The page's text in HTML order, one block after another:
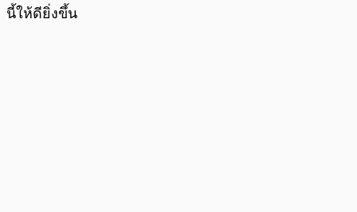
นี้ให้ดียิ่งขึ้น